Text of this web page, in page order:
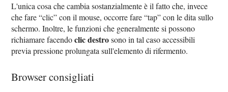
L'unica cosa che cambia sostanzialmente è il fatto che, invece
che fare “clic” con il mouse, occorre fare “tap” con le dita sullo
schermo. Inoltre, le funzioni che generalmente si possono
richiamare facendoclic destrosono in tal caso accessibili
previa pressione prolungata sull'elemento di rifermento.
Browser consigliati